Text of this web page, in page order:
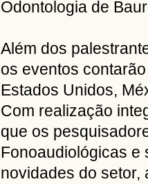
Odontologia de
Além dos
os eventos
Estados Unidos,
Com realização
que os
Fonoaudiológicas e
novidades do setor,